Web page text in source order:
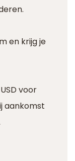
en krijg je
voor
aankomst